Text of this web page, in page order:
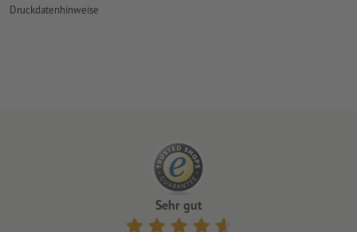
durch den Steckboden ist die Faltschachtel besonders stabil
Druckdatenhinweise
Sehr gut